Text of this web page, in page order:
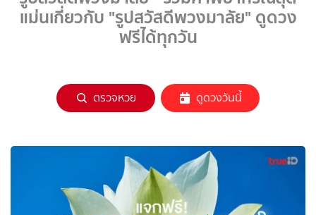
แม่นเกี่ยวกับ "รูปสวัสดีพวงมาลัย" ดูดวง
ฟรีได้ทุกวัน
ตรวจหวย ดูดวงวันนี้